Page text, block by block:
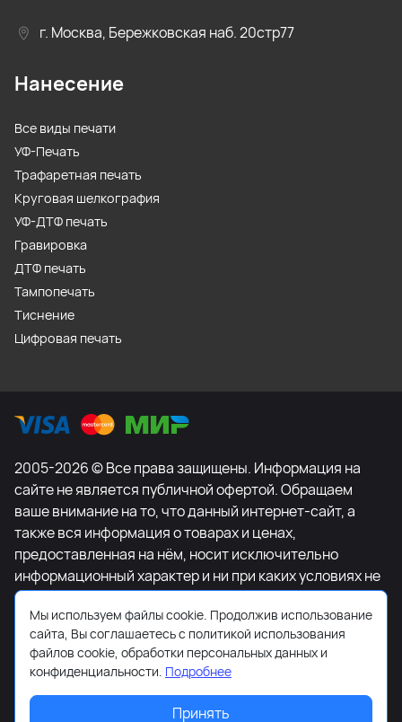
г. Москва, Бережковская наб. 20стр77
Нанесение
Все виды печати
УФ-Печать
Трафаретная печать
Круговая шелкография
УФ-ДТФ печать
Гравировка
ДТФ печать
Тампопечать
Тиснение
Цифровая печать
2005-2026 © Все права защищены. Информация на
сайте не является публичной офертой. Обращаем
ваше внимание на то, что данный интернет-сайт, а
также вся информация о товарах и ценах,
предоставленная на нём, носит исключительно
информационный характер и ни при каких условиях не
является публичной офертой, определяемой
положениями Статьи 437 Гражданского кодекса
Российской Федерации. Для получения подробной
информации о наличии и стоимости указанных
товаров и (или) услуг, пожалуйста, обращайтесь к
менеджеру сайта с помощью специальной формы
Мы используем файлы cookie. Продолжив использование
сайта, Вы соглашаетесь с политикой использования
файлов cookie, обработки персональных данных и
конфиденциальности. Подробнее
Принять